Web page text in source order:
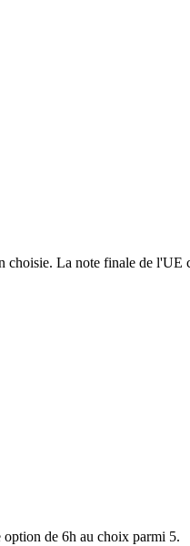
La note finale de l'UE
de 6h au choix parmi 5.